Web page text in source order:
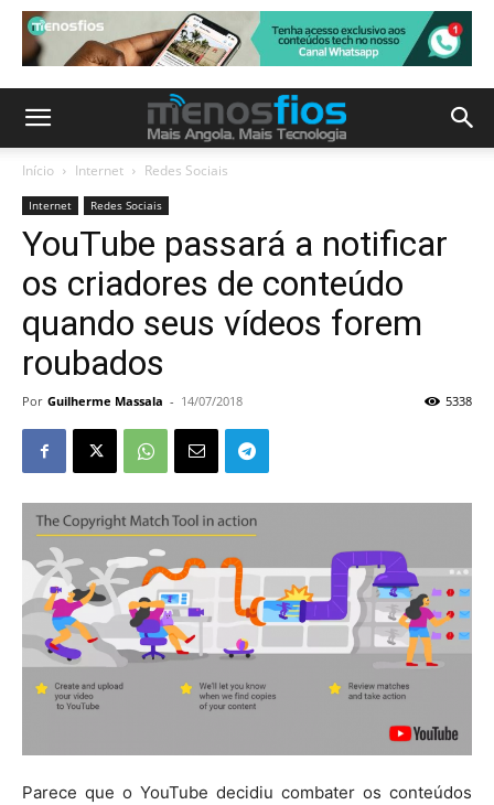
Início Internet Redes Sociais
Internet Redes Sociais
YouTube passará a notificar
os criadores de conteúdo
quando seus vídeos forem
roubados
Por Guilherme Massala - 14/07/2018 5338
Parece que o YouTube decidiu combater os conteúdos